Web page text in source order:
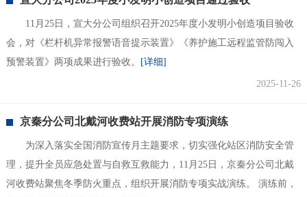
11月25日，宣大分公司组织召开2025年度小发明小创造项目验收
会，对《栏杆机异常报警语音提示装置》《养护施工远程监管防闯入
预警装置》两项成果进行验收。
[详细]
2025-11-26
京秦分公司北戴河收费站开展消防专项演练
为深入落实全国消防宣传月主题要求，切实强化站区消防安全管
理，提升全员应急处置与自救互救能力，11月25日，京秦分公司北戴
河收费站聚焦冬季防火重点，组织开展消防专项实战演练。 演练前，